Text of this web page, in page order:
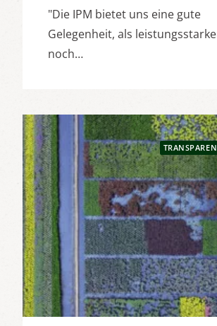
"Die IPM bietet uns eine gute
Gelegenheit, als
noch…